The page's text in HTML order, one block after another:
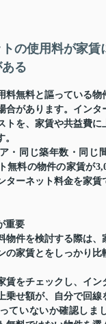
の使用料が家賃
る
料無料と謳っている
合があります。イン
トを、家賃や共益費に
・同じ築年数・同じ
無料の物件の家賃が
ターネット料金を家賃
重要
物件を検討する際は
の家賃とをしっかり
賃をチェックし、イン
乗せ額が、自分で回
ていないか確認しま